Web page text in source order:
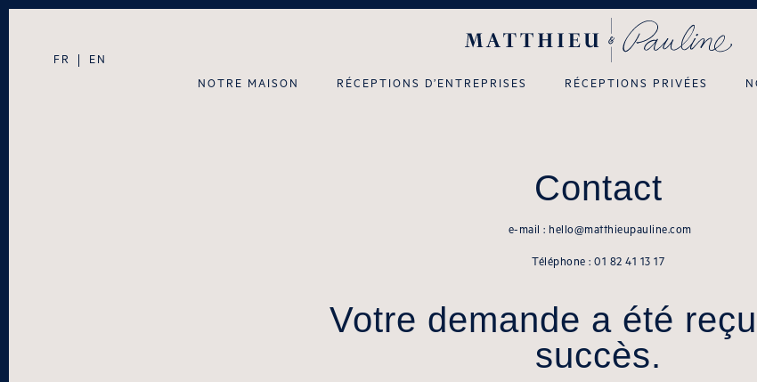
FR
EN
NOTRE MAISON
RÉCEPTIONS D’ENTREPRISES RÉCEPTIONS PRIVÉES
Contact
e-mail : hello@matthieupauline.com
Téléphone :01 82 41 13 17
Votre demande a été
succès.